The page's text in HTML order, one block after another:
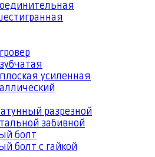
усиленная
разрезной
забивной
болт
болт с гайкой